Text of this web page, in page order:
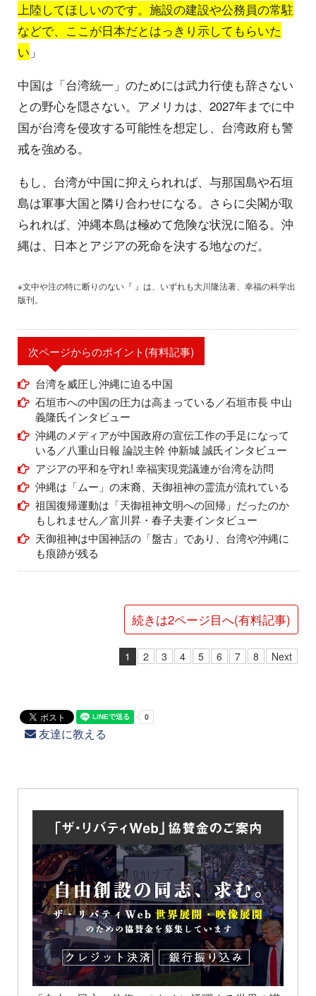
上陸してほしいのです。施設の建設や公務員の常駐
などで、ここが日本だとはっきり示してもらいた
い 」
中国は「台湾統一」のためには武力行使も辞さない
との野心を隠さない。アメリカは、2027年までに中
国が台湾を侵攻する可能性を想定し、台湾政府も警
戒を強める。
もし、台湾が中国に抑えられれば、与那国島や石垣
島は軍事大国と隣り合わせになる。さらに尖閣が取
られれば、沖縄本島は極めて危険な状況に陥る。沖
縄は、日本とアジアの死命を決する地なのだ。
※文中や注の特に断りのない『 』は、いずれも大川隆法著、幸福の科学出
版刊。
次ページからのポイント(有料記事)
台湾を威圧し沖縄に迫る中国
石垣市への中国の圧力は高まっている／石垣市長 中山
義隆氏インタビュー
沖縄のメディアが中国政府の宣伝工作の手足になって
いる／八重山日報 論説主幹 仲新城 誠氏インタビュー
アジアの平和を守れ! 幸福実現党議連が台湾を訪問
沖縄は「ムー」の末裔、天御祖神の霊流が流れている
祖国復帰運動は「天御祖神文明への回帰」だったのか
もしれません／富川昇・春子夫妻インタビュー
天御祖神は中国神話の「盤古」であり、台湾や沖縄に
も痕跡が残る
続きは2ページ目へ(有料記事)
1 2 3 4 5 6 7 8 Next
友達に教える